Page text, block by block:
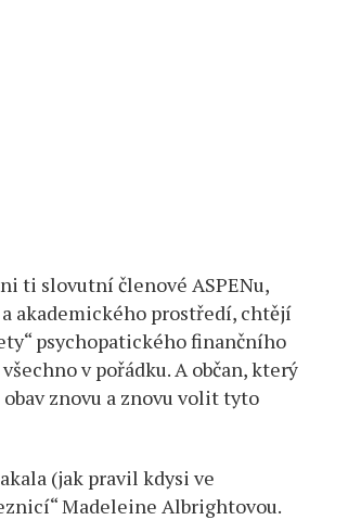
ti slovutní členové ASPENu,
akademického prostředí, chtějí
psychopatického finančního
v pořádku. A občan, který
znovu a znovu volit tyto
(jak pravil kdysi ve
Madeleine Albrightovou.